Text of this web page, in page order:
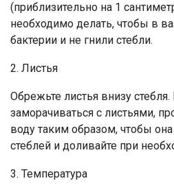
(приблизительно на 1
необходимо делать, чтобы в
бактерии и не гнили стебли.
2. Листья
Обрежьте листья внизу стебля.
заморачиваться с листьями,
воду таким образом, чтобы
стеблей и доливайте при
3. Температура